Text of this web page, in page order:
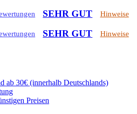
SEHR GUT Hinweise
SEHR GUT Hinweise
ab 30€ (innerhalb Deutschlands)
Preisen